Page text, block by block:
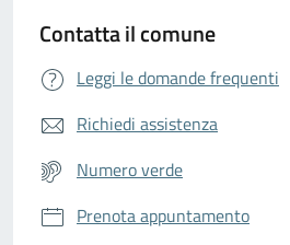
Contatta il comune
Leggi le domande frequenti
Richiedi assistenza
Numero verde
Prenota appuntamento